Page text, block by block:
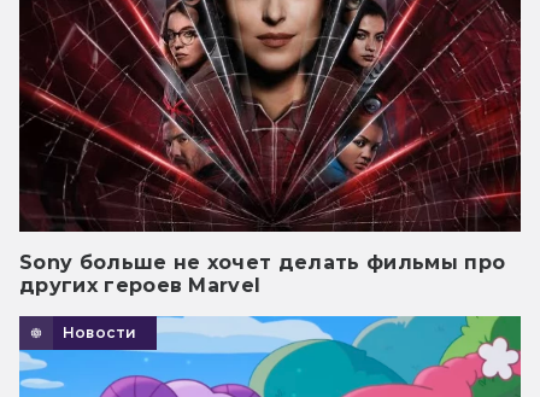
Sony больше не хочет делать фильмы про
других героев Marvel
Новости